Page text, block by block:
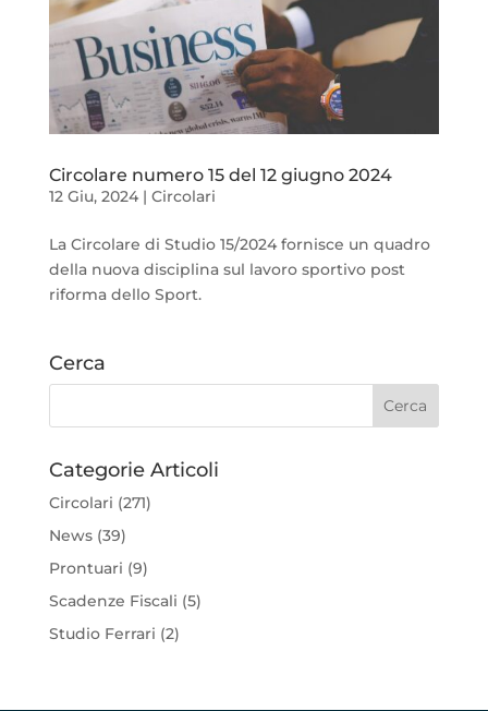
Circolare numero 15 del 12 giugno 2024
12 Giu, 2024| Circolari
La Circolare di Studio 15/2024 fornisce un quadro
della nuova disciplina sul lavoro sportivo post
riforma dello Sport.
Cerca
Categorie Articoli
Circolari (271)
News(39)
Prontuari (9)
Scadenze Fiscali (5)
Studio Ferrari (2)